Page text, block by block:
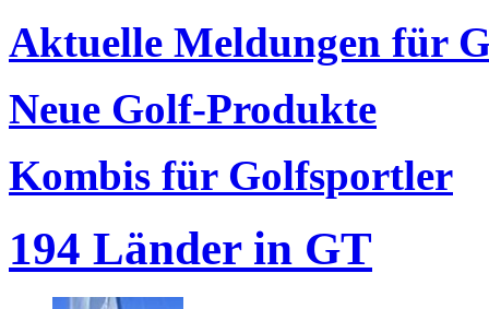
Aktuelle Meldungen für
Neue Golf-Produkte
Kombis für Golfsportler
194 Länder in GT